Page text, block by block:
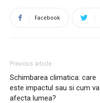
Facebook
Previous article
Schimbarea climatica: care
este impactul sau si cum va
afecta lumea?